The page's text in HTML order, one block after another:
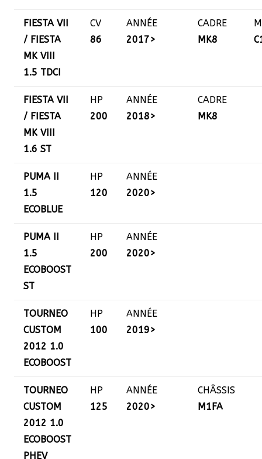
FIESTA VII
/ FIESTA
MK VIII
1.5 TDCI
CV
86
ANNÉE
2017>
CADRE
MK8
FIESTA VII
/ FIESTA
MK VIII
1.6 ST
HP
200
ANNÉE
2018>
CADRE
MK8
PUMA II
1.5
ECOBLUE
HP
120
ANNÉE
2020>
PUMA II
1.5
ECOBOOST
ST
HP
200
ANNÉE
2020>
TOURNEO
CUSTOM
2012 1.0
ECOBOOST
HP
100
ANNÉE
2019>
TOURNEO
CUSTOM
2012 1.0
ECOBOOST
PHEV
HP
125
ANNÉE
2020>
CHÂSSIS
M1FA